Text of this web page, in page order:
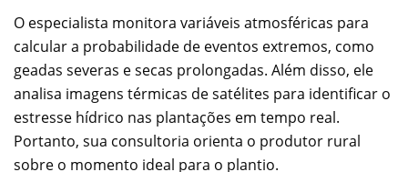
O especialista monitora variáveis atmosféricas para
calcular a probabilidade de eventos extremos, como
geadas severas e secas prolongadas. Além disso, ele
analisa imagens térmicas de satélites para identificar o
estresse hídrico nas plantações em tempo real.
Portanto, sua consultoria orienta o produtor rural
sobre o momento ideal para o plantio.